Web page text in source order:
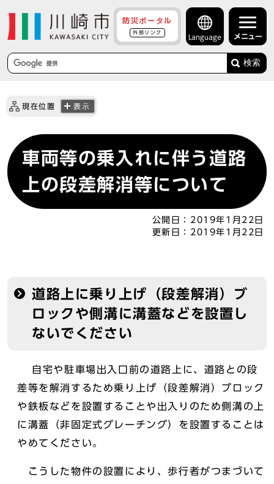
防災ポータル
外部リンク
Language メニュー
検索
現在位置 表示
車両等の乗入れに伴う道路
上の段差解消等について
公開日： 2019年1月22日
更新日： 2019年1月22日
道路上に乗り上げ（段差解消）ブ
ロックや側溝に溝蓋などを設置し
ないでください
自宅や駐車場出入口前の道路上に、道路との段
差等を解消するため乗り上げ（段差解消）ブロック
や鉄板などを設置することや出入りのため側溝の上
に溝蓋（非固定式グレーチング）を設置することは
やめてください。
こうした物件の設置により、歩行者がつまづいて